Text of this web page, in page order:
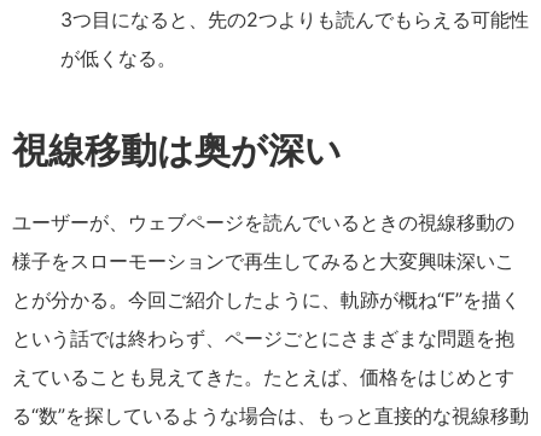
3つ目になると、先の2つよりも読んでもらえる可能性
が低くなる。
視線移動は奥が深い
ユーザーが、ウェブページを読んでいるときの視線移動の
様子をスローモーションで再生してみると大変興味深いこ
とが分かる。今回ご紹介したように、軌跡が概ね“F”を描く
という話では終わらず、ページごとにさまざまな問題を抱
えていることも見えてきた。たとえば、価格をはじめとす
る“数”を探しているような場合は、もっと直接的な視線移動